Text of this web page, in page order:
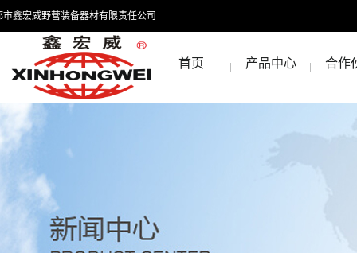
市鑫宏威野营装备器材有限责任公司
首页 产品中心 合作